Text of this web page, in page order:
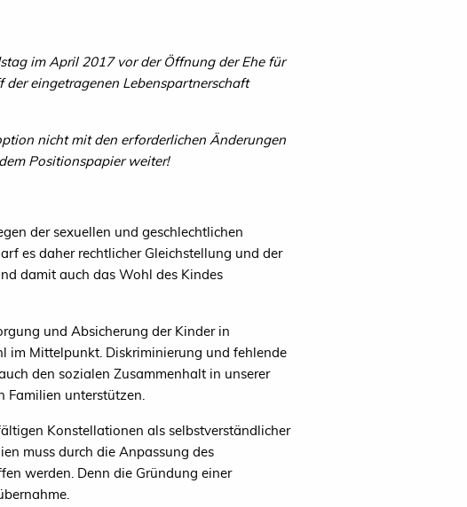
im April 2017 vor der Öffnung der Ehe für
eingetragenen Lebenspartnerschaft
nicht mit den erforderlichen Änderungen
Positionspapier weiter!
der sexuellen und geschlechtlichen
es daher rechtlicher Gleichstellung und der
damit auch das Wohl des Kindes
und Absicherung der Kinder in
im Mittelpunkt. Diskriminierung und fehlende
den sozialen Zusammenhalt in unserer
Familien unterstützen.
Konstellationen als selbstverständlicher
muss durch die Anpassung des
werden. Denn die Gründung einer